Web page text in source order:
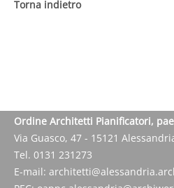
Torna indietro
Ordine Architetti Pianificatori,
Via Guasco, 47 - 15121
Tel. 0131 231273
E-mail: